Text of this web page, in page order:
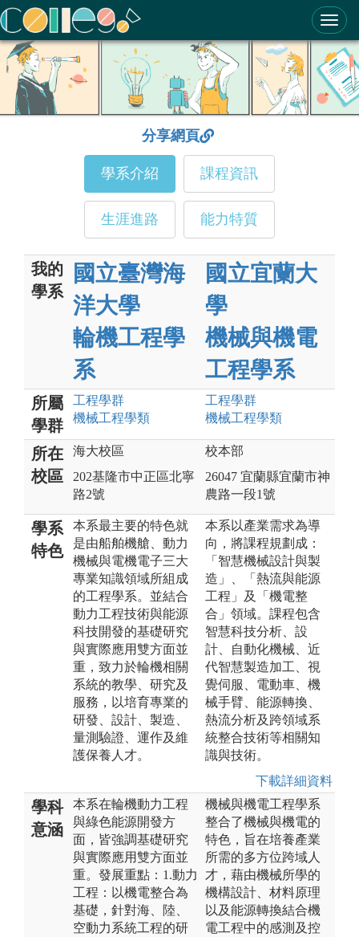
ColleGo! 大學選才與高中育才輔助系統
分享網頁
學系介紹 課程資訊
生涯進路 能力特質
我的
學系
國立臺灣海
洋大學
輪機工程學
系
國立宜蘭大
學
機械與機電
工程學系
所屬
學群
工程學群
機械工程學類
工程學群
機械工程學類
所在
校區
海大校區
202基隆市中正區北寧
路2號
校本部
26047 宜蘭縣宜蘭市神
農路一段1號
學系
特色
本系最主要的特色就
是由船舶機艙、動力
機械與電機電子三大
專業知識領域所組成
的工程學系。並結合
動力工程技術與能源
科技開發的基礎研究
與實際應用雙方面並
重，致力於輪機相關
系統的教學、研究及
服務，以培育專業的
研發、設計、製造、
量測驗證、運作及維
護保養人才。
本系以產業需求為導
向，將課程規劃成：
「智慧機械設計與製
造」、「熱流與能源
工程」及「機電整
合」領域。課程包含
智慧科技分析、設
計、自動化機械、近
代智慧製造加工、視
覺伺服、電動車、機
械手臂、能源轉換、
熱流分析及跨領域系
統整合技術等相關知
識與技術。
下載詳細資料
學科
意涵
本系在輪機動力工程
與綠色能源開發方
面，皆強調基礎研究
與實際應用雙方面並
重。發展重點：1.動力
工程：以機電整合為
基礎，針對海、陸、
空動力系統工程的研
機械與機電工程學系
整合了機械與機電的
特色，旨在培養產業
所需的多方位跨域人
才，藉由機械所學的
機構設計、材料原理
以及能源轉換結合機
電工程中的感測及控